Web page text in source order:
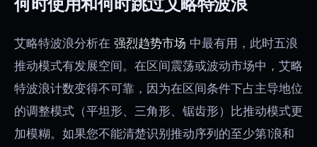
何时使用和何时跳过艾略特波浪
艾略特波浪分析在 强烈趋势市场 中最有用，此时五浪
推动模式有发展空间。在区间震荡或波动市场中，艾略
特波浪计数变得不可靠，因为在区间条件下占主导地位
的调整模式（平坦形、三角形、锯齿形）比推动模式更
加模糊。如果您不能清楚识别推动序列的至少第1浪和